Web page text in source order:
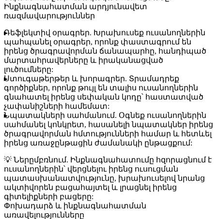
Ինքնագնահատման արդյունավետ
ռազմավարություններ
Ռեֆլեկտիվ օրագրեր. Խրախուսեք ուսանողներին
պահպանել օրագրեր, որոնք փաստագրում են
իրենց ծրագրավորման ճանապարհը, հանդիպած
մարտահրավերները և իրականացված
լուծումները:
Ստուգաթերթեր և խորագրեր. Տրամադրեք
գործիքներ, որոնք թույլ են տալիս ուսանողներին
գնահատել իրենց սեփական կոդը՝ հաստատված
չափանիշների համեմատ:
Նպատակների սահմանում. Օգնեք ուսանողներին
սահմանել կոնկրետ, հասանելի նպատակներ իրենց
ծրագրավորման հմտությունների համար և հետևել
իրենց առաջընթացին ժամանակի ընթացքում:
💡 Ներըմբռնում. Ինքնագնահատումը հզորացնում է
ուսանողներին՝ վերցնելու իրենց ուսուցման
պատասխանատվությունը, խրախուսելով նրանց
ակտիվորեն բացահայտել և լրացնել իրենց
գիտելիքների բացերը:
Փոխադարձ և ինքնագնահատման
առավելությունները